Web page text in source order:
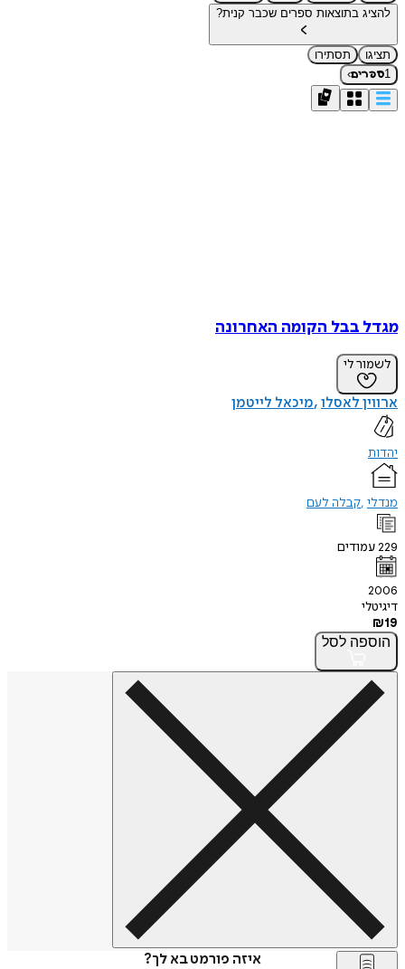
להציג בתוצאות ספרים שכבר קנית?
תציגו
תסתירו
1ספרים›
מגדל בבל הקומה האחרונה
לשמור לי
ארווין לאסלו מיכאל לייטמן
יהדות
מנדלי קבלה לעם
229עמודים
2006
דיגיטלי
₪19
הוספה לסל
איזה פורמט בא לך?